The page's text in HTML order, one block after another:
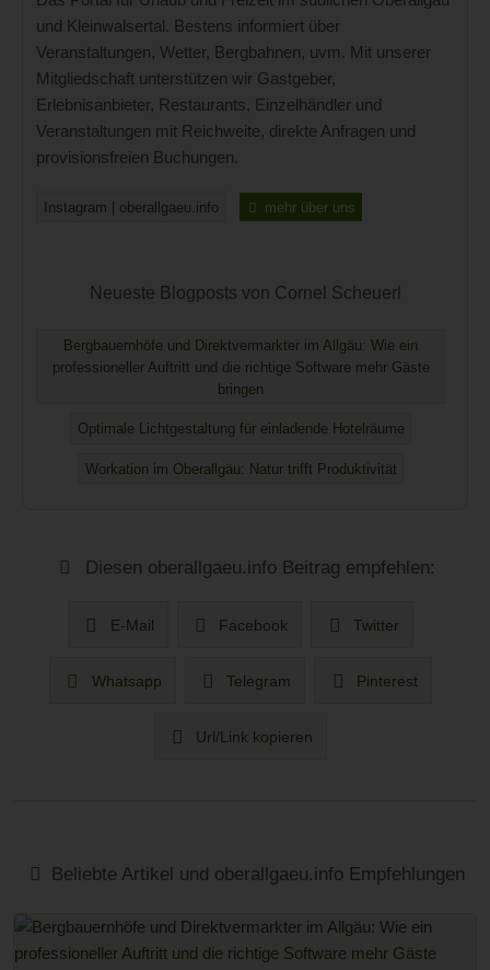
und Kleinwalsertal. Bestens informiert über
Veranstaltungen, Wetter, Bergbahnen, uvm. Mit unserer
Mitgliedschaft unterstützen wir Gastgeber,
Erlebnisanbieter, Restaurants, Einzelhändler und
Veranstaltungen mit Reichweite, direkte Anfragen und
provisionsfreien Buchungen.
Instagram | oberallgaeu.info mehr über uns
Neueste Blogposts von Cornel Scheuerl
Bergbauernhöfe und Direktvermarkter im Allgäu: Wie ein
professioneller Auftritt und die richtige Software mehr Gäste
bringen
Optimale Lichtgestaltung für einladende Hotelräume
Workation im Oberallgäu: Natur trifft Produktivität
Diesen oberallgaeu.info Beitrag empfehlen:
E-Mail Facebook Twitter
Whatsapp Telegram Pinterest
Url/Link kopieren
Beliebte Artikel und oberallgaeu.info Empfehlungen